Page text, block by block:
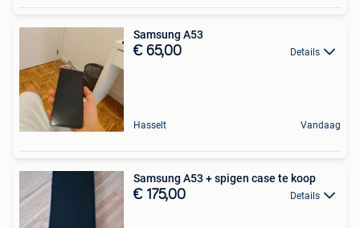
Samsung A53
€ 65,00 Details
Hasselt Vandaag
Samsung A53 + spigen case te koop
€ 175,00 Details